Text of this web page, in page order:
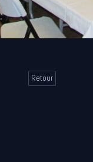
Retour